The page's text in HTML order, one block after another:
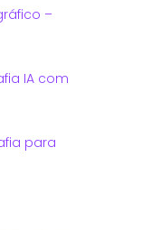
–
IA com
para